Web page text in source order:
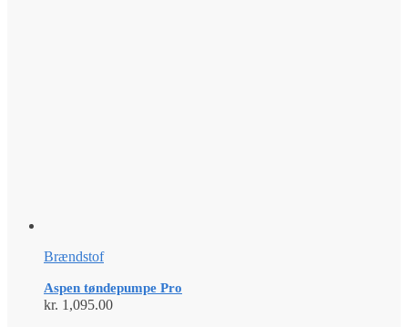
Brændstof
Aspen tøndepumpe Pro
kr. 1,095.00